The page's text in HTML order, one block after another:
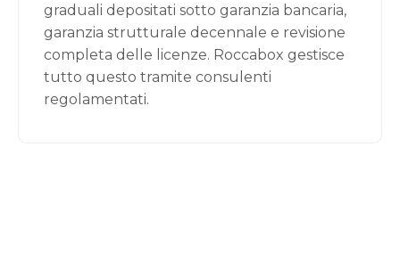
graduali depositati sotto garanzia bancaria,
garanzia strutturale decennale e revisione
completa delle licenze. Roccabox gestisce
tutto questo tramite consulenti
regolamentati.